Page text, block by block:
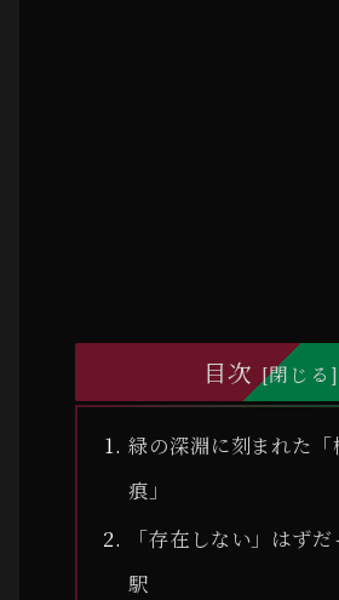
目次
緑の深淵に刻まれた
痕」
「存在しない」はず
駅